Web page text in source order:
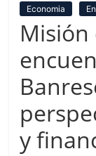
Economia
Misión
y